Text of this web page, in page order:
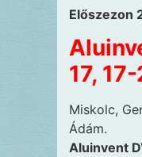
Előszezon
17,
Miskolc,
Ádám.
Aluinvent